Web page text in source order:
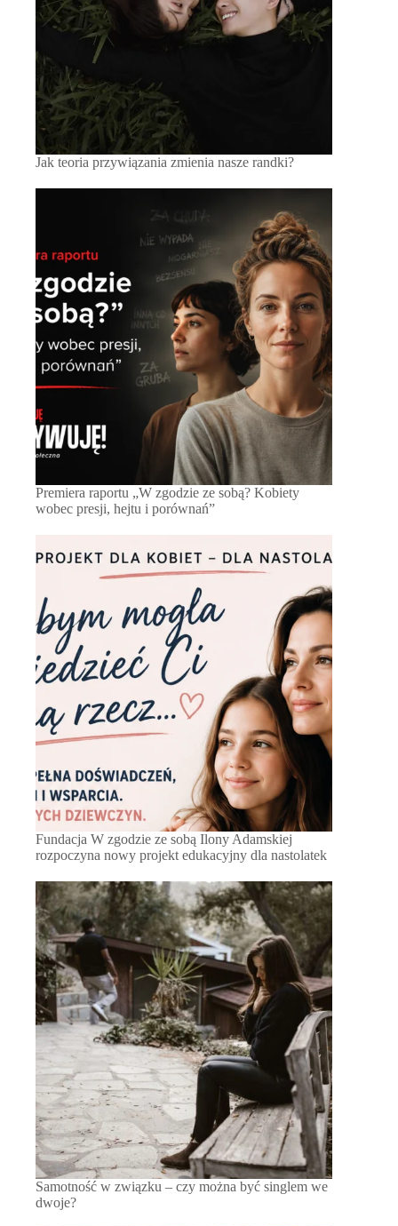
Jak teoria przywiązania zmienia nasze randki?
Premiera raportu „W zgodzie ze sobą? Kobiety
wobec presji, hejtu i porównań”
Fundacja W zgodzie ze sobą Ilony Adamskiej
rozpoczyna nowy projekt edukacyjny dla nastolatek
Samotność w związku – czy można być singlem we
dwoje?